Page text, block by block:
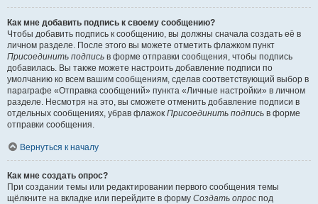
Как мне добавить подпись к своему сообщению?
Чтобы добавить подпись к сообщению, вы должны сначала создать её в
личном разделе. После этого вы можете отметить флажком пункт
Присоединить подпись в форме отправки сообщения, чтобы подпись
добавилась. Вы также можете настроить добавление подписи по
умолчанию ко всем вашим сообщениям, сделав соответствующий выбор в
параграфе «Отправка сообщений» пункта «Личные настройки» в личном
разделе. Несмотря на это, вы сможете отменить добавление подписи в
отдельных сообщениях, убрав флажок Присоединить подпись в форме
отправки сообщения.
Вернуться к началу
Как мне создать опрос?
При создании темы или редактировании первого сообщения темы
щёлкните на вкладке или перейдите в форму Создать опрос под